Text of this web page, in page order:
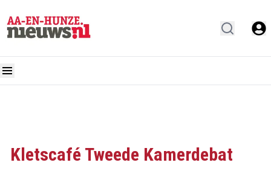
Kletscafé Tweede Kamerdebat